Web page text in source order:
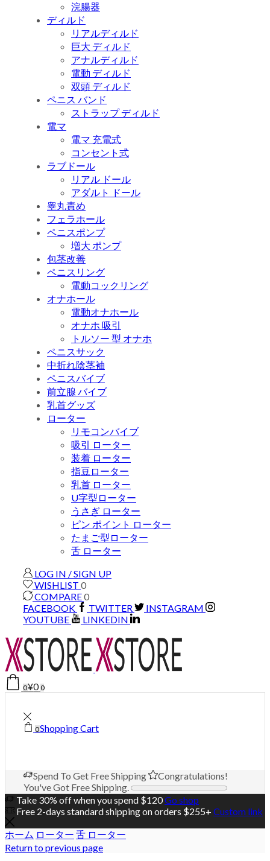
浣腸器
ディルド
リアルディルド
巨大 ディルド
アナルディルド
電動 ディルド
双頭 ディルド
ペニス バンド
ストラップ ディルド
電マ
電マ 充電式
コンセント式
ラブドール
リアル ドール
アダルト ドール
睾丸責め
フェラホール
ペニスポンプ
増大 ポンプ
包茎改善
ペニスリング
電動コックリング
オナホール
電動オナホール
オナホ 吸引
トルソー 型 オナホ
ペニスサック
中折れ陰茎袖
ペニスバイブ
前立腺 バイブ
乳首グッズ
ローター
リモコンバイブ
吸引 ローター
装着 ローター
指豆ローター
乳首 ローター
U字型ローター
うさぎ ローター
ピン ポイント ローター
たまご型ローター
舌 ローター
LOG IN / SIGN UP
WISHLIST 0
COMPARE0
FACEBOOK
TWITTER
INSTAGRAM
YOUTUBE
LINKEDIN
0¥0 0
0Shopping Cart
Spend To Get Free Shipping
Congratulations!
You've Got Free Shipping.
Take 30% off when you spend $120Go shop
Free 2-days standard shipping on orders $255+ Custom link
ホーム ローター 舌 ローター
Return to previous page